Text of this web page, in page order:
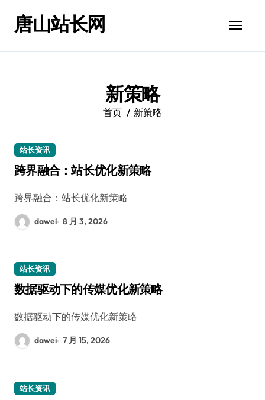
唐山站长网
新策略
首页 新策略
站长资讯
跨界融合：站长优化新策略
跨界融合：站长优化新策略
dawei 8 月 3, 2026
站长资讯
数据驱动下的传媒优化新策略
数据驱动下的传媒优化新策略
dawei 7 月 15, 2026
站长资讯